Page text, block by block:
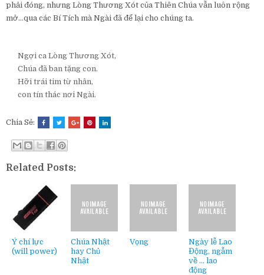
phải đóng, nhưng Lòng Thương Xót của Thiên Chúa vẫn luôn rộng
mở...qua các Bí Tích mà Ngài đã để lại cho chúng ta.
Ngợi ca Lòng Thương Xót,
Chúa đã ban tặng con.
Hỡi trái tim từ nhân,
con tín thác nơi Ngài.
Chia Sẻ:
Related Posts:
Ý chí lực
(will power)
Chúa Nhật
hay Chủ
Nhật
Vọng
Ngày lễ Lao
Động, ngẫm
về … lao
động